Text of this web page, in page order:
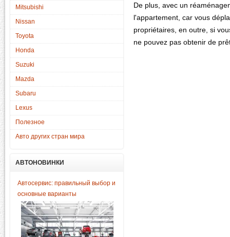
Mitsubishi
Nissan
Toyota
Honda
Suzuki
Mazda
Subaru
Lexus
Полезное
Авто других стран мира
АВТОНОВИНКИ
Автосервис: правильный выбор и
основные варианты
De plus, avec un
l'appartement, car vous
propriétaires, en outre, si
ne pouvez pas obtenir de